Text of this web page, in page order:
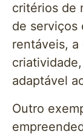
critérios de
de serviços
rentáveis, a
adaptável
Outro